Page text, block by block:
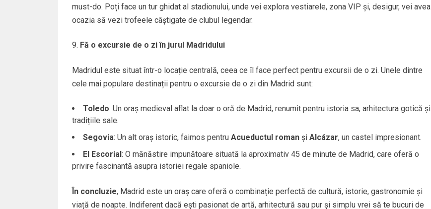
must-do. Poți face un tur ghidat al stadionului, unde vei explora vestiarele, zona VIP și, desigur, vei avea
ocazia să vezi trofeele câștigate de clubul legendar.
Fă o excursie de o zi în jurul Madridului
Madridul este situat într-o locație centrală, ceea ce îl face perfect pentru excursii de o zi. Unele dintre
cele mai populare destinații pentru o excursie de o zi din Madrid sunt:
Toledo: Un oraș medieval aflat la doar o oră de Madrid, renumit pentru istoria sa, arhitectura gotică și
tradițiile sale.
Segovia: Un alt oraș istoric, faimos pentru Acueductul romanși Alcázar, un castel impresionant.
El Escorial: O mănăstire impunătoare situată la aproximativ 45 de minute de Madrid, care oferă o
privire fascinantă asupra istoriei regale spaniole.
În concluzie, Madrid este un oraș care oferă o combinație perfectă de cultură, istorie, gastronomie și
viață de noapte. Indiferent dacă ești pasionat de artă, arhitectură sau pur și simplu vrei să te bucuri de